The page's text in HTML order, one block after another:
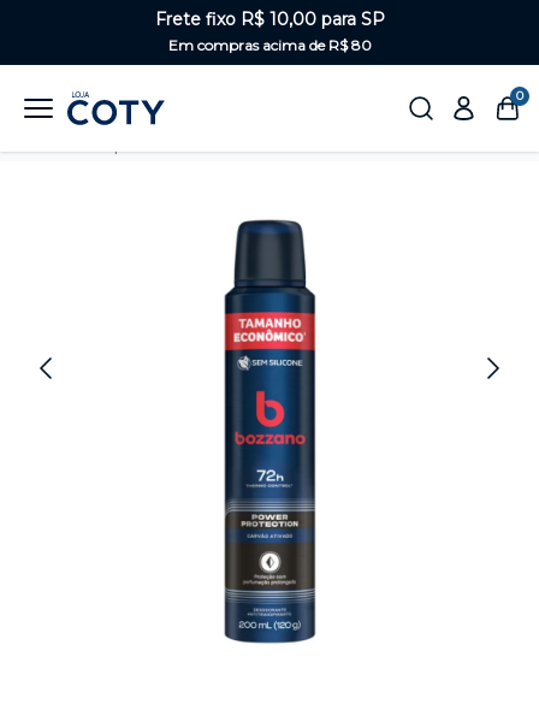
Frete fixo R$ 10,00 para SP
Em compras acima de R$ 80
0